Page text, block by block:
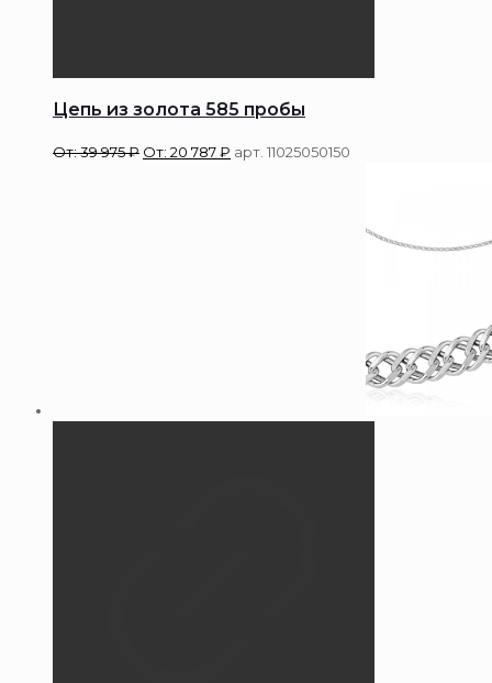
Цепь из золота 585 пробы
От:39 975₽ От: 20 787₽ арт. 11025050150